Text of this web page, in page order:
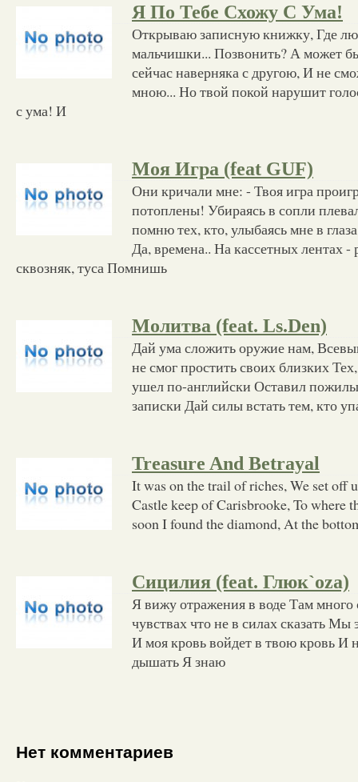
Я По Тебе Схожу С Ума!
Открываю записную книжку, Где
мальчишки... Позвонить? А может
сейчас наверняка с другою, И не
мною... Но твой покой нарушит
с ума! И
Моя Игра (feat GUF)
Они кричали мне: - Твоя игра
потоплены! Убираясь в сопли
помню тех, кто, улыбаясь мне в
Да, времена.. На кассетных лентах -
сквозняк, туса Помнишь
Молитва (feat. Ls.Den)
Дай ума сложить оружие нам,
не смог простить своих близких
ушел по-английски Оставил
записки Дай силы встать тем, кто
Treasure And Betrayal
It was on the trail of riches, We set off
Castle keep of Carisbrooke, To where
soon I found the diamond, At the
Сицилия (feat. Глюк`oza)
Я вижу отражения в воде Там
чувствах что не в силах сказать
И моя кровь войдет в твою кровь И
дышать Я знаю
Нет комментариев